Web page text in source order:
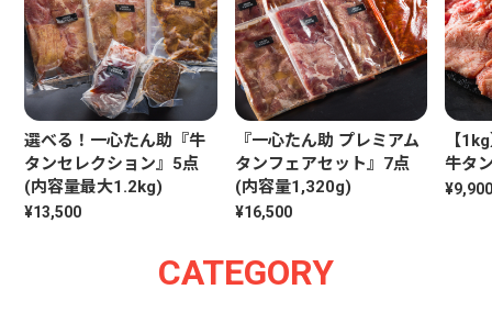
選べる！一心たん助『牛
タンセレクション』5点
(内容量最大1.2kg)
¥13,500
『一心たん助 プレミアム
タンフェアセット』7点
(内容量1,320g)
¥16,500
【
牛タ
CATEGORY